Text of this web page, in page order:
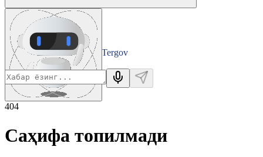
Tergov
Departamenti
404
Саҳифа топилмади